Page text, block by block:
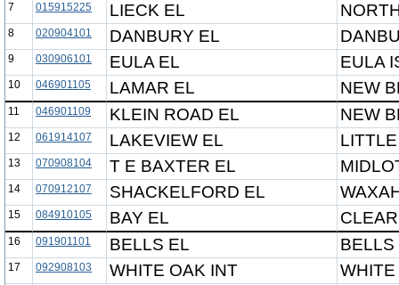
7 015915225 LIECK EL
8 020904101 DANBURY EL
9 030906101 EULA EL EULA
10 046901105 LAMAR EL NEW
11 046901109 KLEIN ROAD EL NEW
12 061914107 LAKEVIEW EL
13 070908104 T E BAXTER EL
14 070912107 SHACKELFORD EL
15 084910105 BAY EL
16 091901101 BELLS EL BELLS
17 092908103 WHITE OAK INT